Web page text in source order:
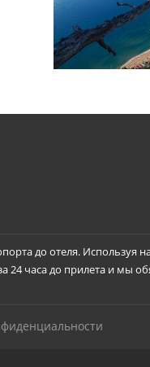
до отеля. Используя
часа до прилета и мы